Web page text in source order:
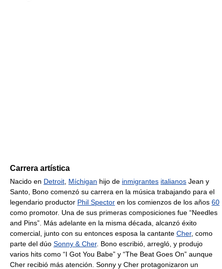
Carrera artística
Nacido en Detroit Míchigan hijo de inmigrantes italianos Jean y
Santo, Bono comenzó su carrera en la música trabajando para el
legendario productor Phil Spector en los comienzos de los años 60
como promotor. Una de sus primeras composiciones fue “Needles
and Pins”. Más adelante en la misma década, alcanzó éxito
comercial, junto con su entonces esposa la cantante Cher, como
parte del dúo Sonny & Cher. Bono escribió, arregló, y produjo
varios hits como “I Got You Babe” y “The Beat Goes On” aunque
Cher recibió más atención. Sonny y Cher protagonizaron un